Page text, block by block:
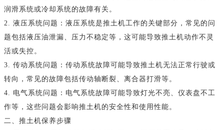
润滑系统或冷却系统的故障有关。
2. 液压系统问题：液压系统是推土机工作的关键部分，常见的问
题包括液压油泄漏、压力不稳定等，这可能导致推土机动作不灵
活或失控。
3. 传动系统问题：传动系统故障可能导致推土机无法正常行驶或
转向，常见的故障包括传动轴断裂、离合器打滑等。
4. 电气系统问题：电气系统故障可能导致灯光不亮、仪表盘不工
作等，这些问题会影响推土机的安全性和使用性能。
二、推土机保养步骤